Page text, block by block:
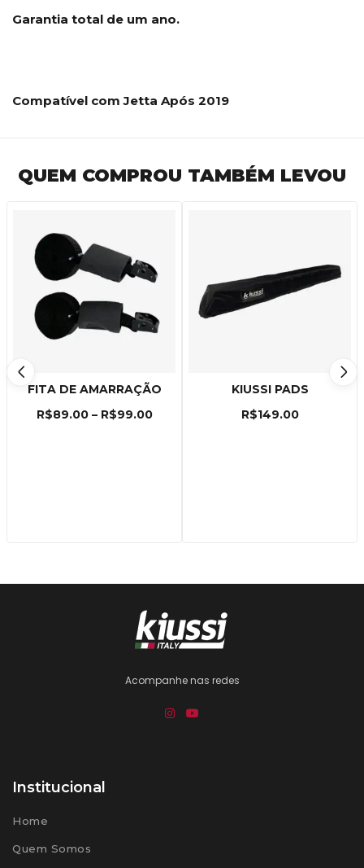
Garantia total de um ano.
Compatível com Jetta Após 2019
QUEM COMPROU TAMBÉM LEVOU
FITA DE AMARRAÇÃO
R$89.00 – R$99.00
KIUSSI PADS
R$149.00
Acompanhe nas redes
Institucional
Home
Quem Somos